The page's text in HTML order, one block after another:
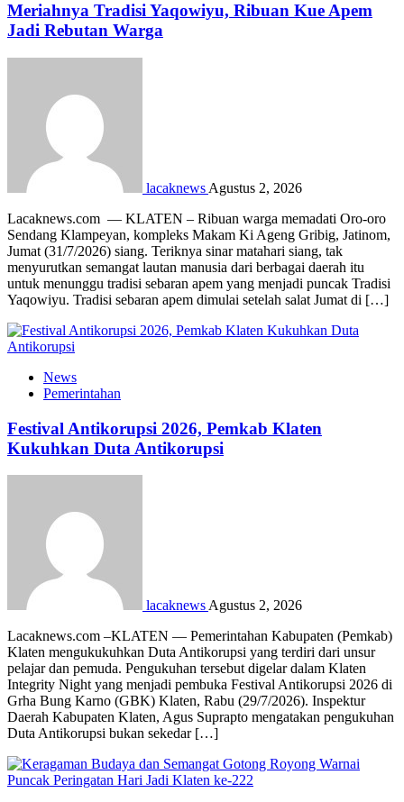
Meriahnya Tradisi Yaqowiyu, Ribuan Kue Apem
Jadi Rebutan Warga
lacaknews Agustus 2, 2026
Lacaknews.com — KLATEN – Ribuan warga memadati Oro-oro
Sendang Klampeyan, kompleks Makam Ki Ageng Gribig, Jatinom,
Jumat (31/7/2026) siang. Teriknya sinar matahari siang, tak
menyurutkan semangat lautan manusia dari berbagai daerah itu
untuk menunggu tradisi sebaran apem yang menjadi puncak Tradisi
Yaqowiyu. Tradisi sebaran apem dimulai setelah salat Jumat di […]
News
Pemerintahan
Festival Antikorupsi 2026, Pemkab Klaten
Kukuhkan Duta Antikorupsi
lacaknews Agustus 2, 2026
Lacaknews.com –KLATEN — Pemerintahan Kabupaten (Pemkab)
Klaten mengukukuhkan Duta Antikorupsi yang terdiri dari unsur
pelajar dan pemuda. Pengukuhan tersebut digelar dalam Klaten
Integrity Night yang menjadi pembuka Festival Antikorupsi 2026 di
Grha Bung Karno (GBK) Klaten, Rabu (29/7/2026). Inspektur
Daerah Kabupaten Klaten, Agus Suprapto mengatakan pengukuhan
Duta Antikorupsi bukan sekedar […]